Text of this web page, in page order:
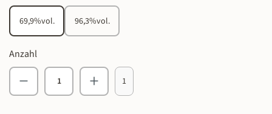
69,9%vol. 96,3%vol.
Anzahl
Produkt Anzahl: Gib den gewünschten Wert
1